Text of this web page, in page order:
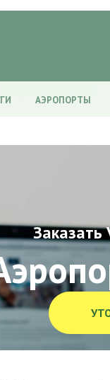
АЭРОПОРТЫ
Заказать